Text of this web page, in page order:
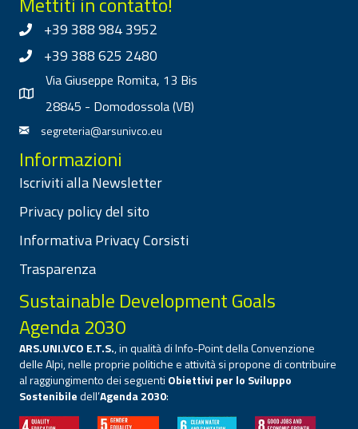
+39 388 984 3952
+39 388 625 2480
Via Giuseppe Romita, 13 Bis
28845 - Domodossola (VB)
segreteria@arsunivco.eu
Informazioni
Iscriviti alla Newsletter
Privacy policy del sito
Informativa Privacy Corsisti
Trasparenza
Sustainable Development Goals
Agenda 2030
ARS.UNI.VCO E.T.S., in qualità di Info-Point della Convenzione
delle Alpi, nelle proprie politiche e attività si propone di contribuire
al raggiungimento dei seguenti Obiettivi per lo Sviluppo
Sostenibiledell’Agenda 2030: